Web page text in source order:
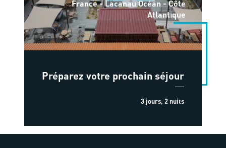
France - Lacanau Océan - Côte
Atlantique
Préparez votre prochain séjour
3 jours, 2 nuits